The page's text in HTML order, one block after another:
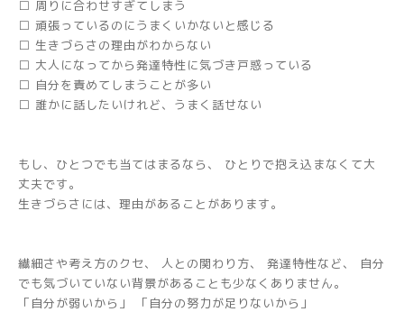
□ 周りに合わせすぎてしまう
□ 頑張っているのにうまくいかないと感じる
□ 生きづらさの理由がわからない
□ 大人になってから発達特性に気づき戸惑っている
□ 自分を責めてしまうことが多い
□ 誰かに話したいけれど、うまく話せない
もし、ひとつでも当てはまるなら、 ひとりで抱え込まなくて大
丈夫です。
生きづらさには、理由があることがあります。
繊細さや考え方のクセ、 人との関わり方、 発達特性など、 自分
でも気づいていない背景があることも少なくありません。
「自分が弱いから」 「自分の努力が足りないから」